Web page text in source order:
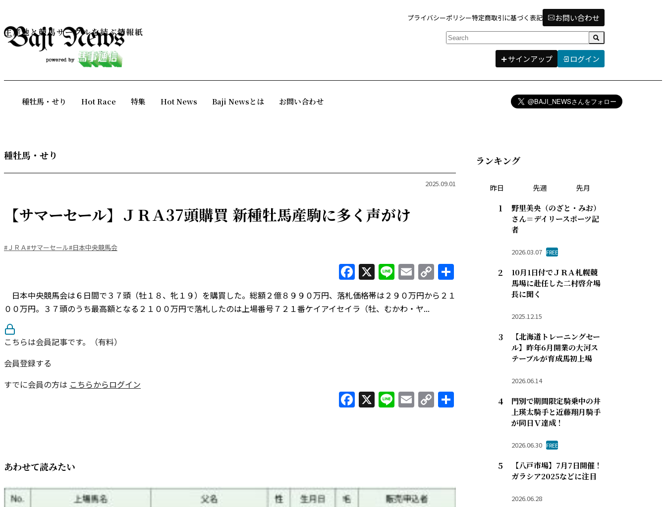
プライバシーポリシー特定商取引に基づく表記 お問い合わせ
生産地と競馬サークルを結ぶ情報紙
サインアップ ログイン
種牡馬・せり Hot Race 特集 Hot News Baji Newsとは お問い合わせ
種牡馬・せり
2025.09.01
【サマーセール】ＪＲＡ37頭購買 新種牡馬産駒に多く声がけ
#ＪＲＡ#サマーセール#日本中央競馬会
Facebook
X LineEmail
Copy
Link
日本中央競馬会は６日間で３７頭（牡１８、牝１９）を購買した。総額２億８９９０万円、落札価格帯は２９０万円から２１
００万円。３７頭のうち最高額となる２１００万円で落札したのは上場番号７２１番ケイアイセイラ（牡、むかわ・ヤ...
こちらは会員記事です。（有料）
会員登録する
すでに会員の方は こちらからログイン
Facebook
X LineEmail
Copy
あわせて読みたい
ランキング
昨日 先週 先月
野里美央（のざと・みお）
さん＝デイリースポーツ記
者
2026.03.07 FREE
10月1日付でＪＲＡ札幌競
馬場に赴任した二村啓介場
長に聞く
2025.12.15
【北海道トレーニングセー
ル】昨年6月開業の大河ス
テーブルが育成馬初上場
2026.06.14
門別で期間限定騎乗中の井
上瑛太騎手と近藤翔月騎手
が同日Ｖ達成！
2026.06.30 FREE
【八戸市場】7月7日開催！
ガラシア2025などに注目
2026.06.28